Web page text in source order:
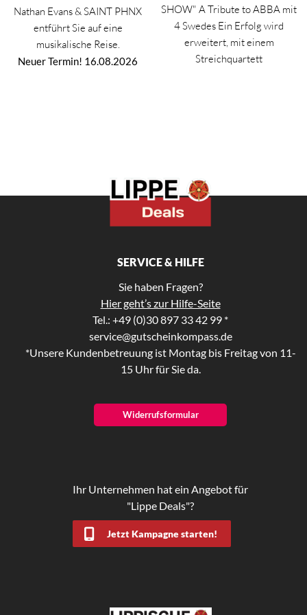
Nathan Evans & SAINT PHNX
entführt Sie auf eine
musikalische Reise.
Neuer Termin! 16.08.2026
SHOW" A Tribute to ABBA mit
4 Swedes Ein Erfolg wird
erweitert, mit einem
Streichquartett
SERVICE & HILFE
Sie haben Fragen?
Hier geht’s zur Hilfe-Seite
Tel.: +49 (0)30 897 33 42 99 *
service@gutscheinkompass.de
*Unsere Kundenbetreuung ist Montag bis Freitag von 11-
15 Uhr für Sie da.
Widerrufsformular
Ihr Unternehmen hat ein Angebot für
"Lippe Deals"?
Jetzt Kampagne starten!